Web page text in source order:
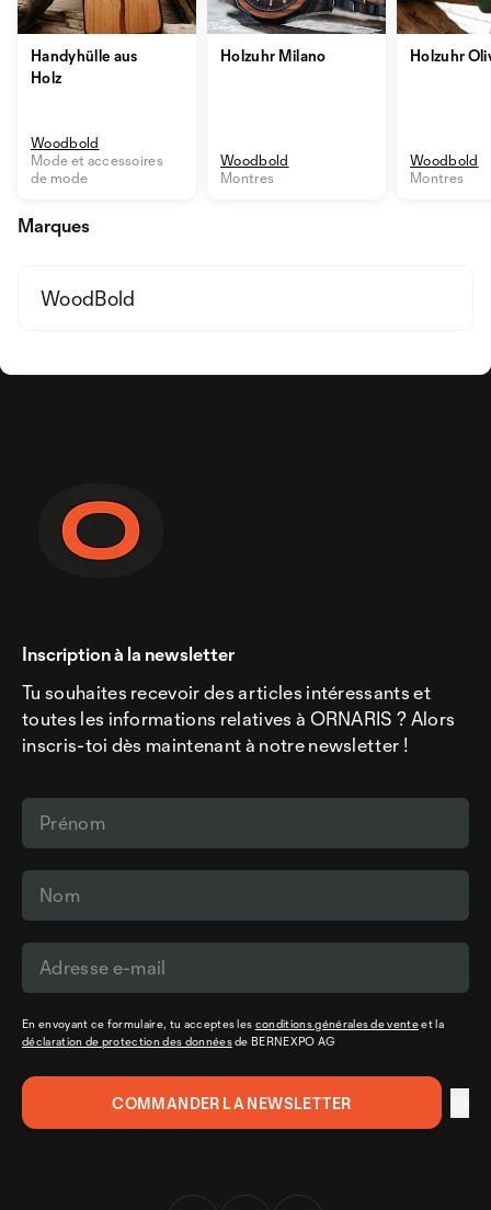
Handyhülle aus
Holz
Woodbold
Mode et accessoires
de mode
Holzuhr Milano
Woodbold
Montres
Holzuhr
Woodbold
Montres
Marques
WoodBold
Inscription à la newsletter
Tu souhaites recevoir des articles intéressants et
toutes les informations relatives à ORNARIS ? Alors
inscris-toi dès maintenant à notre newsletter !
En envoyant ce formulaire, tu acceptes les conditions générales de venteet la
déclaration de protection des donnéesde BERNEXPO AG